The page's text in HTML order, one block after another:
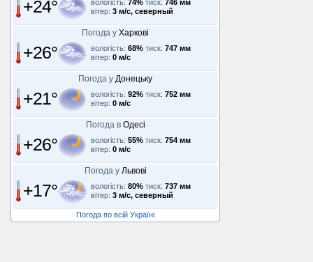
+24° вологість: 74% тиск: 746 мм
вітер: 3 м/с, северный
Погода у Харкові
+26° вологість: 68% тиск: 747 мм
вітер: 0 м/с
Погода у Донецьку
+21° вологість: 92% тиск: 752 мм
вітер: 0 м/с
Погода в Одесі
+26° вологість: 55% тиск: 754 мм
вітер: 0 м/с
Погода у Львові
+17° вологість: 80% тиск: 737 мм
вітер: 3 м/с, северный
Погода по всій Україні